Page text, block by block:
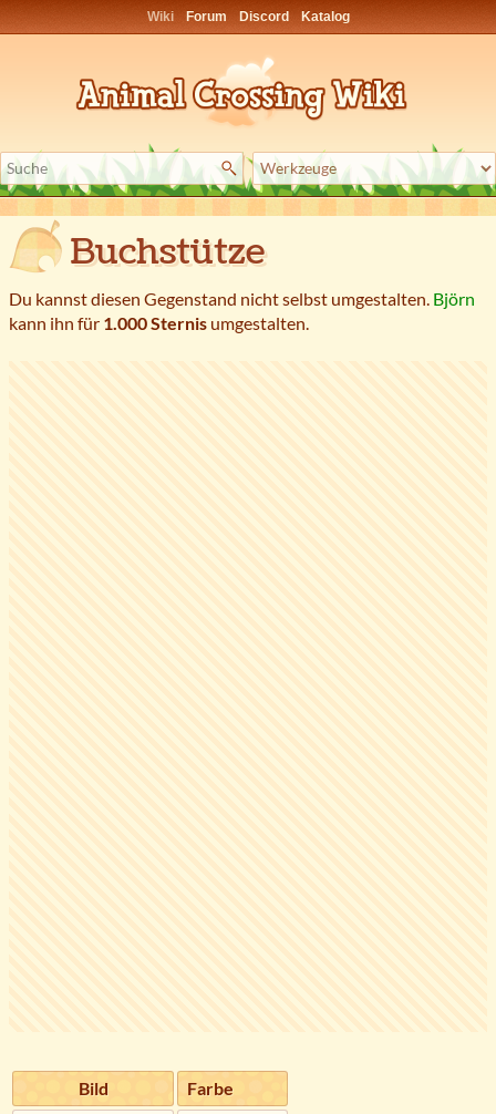
Wiki Forum Discord Katalog
Buchstütze
Du kannst diesen Gegenstand nicht selbst umgestalten. Björn
kann ihn für 1.000 Sternis umgestalten.
Bild
Farbe